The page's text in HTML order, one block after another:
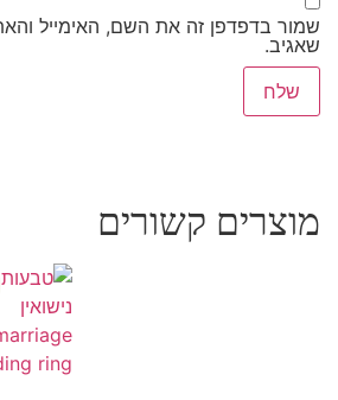
שמור בדפדפן זה את השם, האימייל
שאגיב.
מוצרים קשורים